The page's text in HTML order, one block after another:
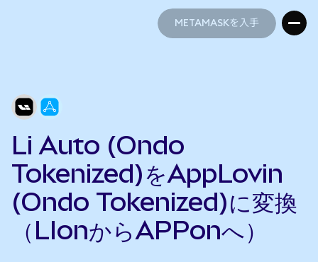
METAMASKを入手
Li Auto (Ondo
Tokenized)をAppLovin
(Ondo Tokenized)に変換
（LIonからAPPonへ）